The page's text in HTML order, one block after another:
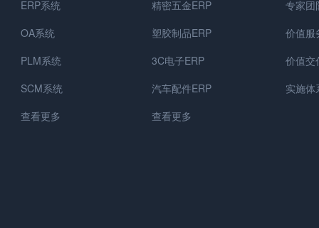
ERP系统
OA系统
PLM系统
SCM系统
查看更多
精密五金ERP
塑胶制品ERP
3C电子ERP
汽车配件ERP
查看更多
专家团
价值服
价值交
实施体